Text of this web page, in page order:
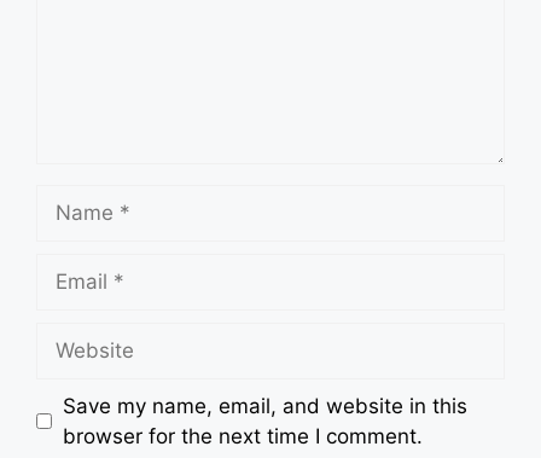
Save my name, email, and website in this
browser for the next time I comment.